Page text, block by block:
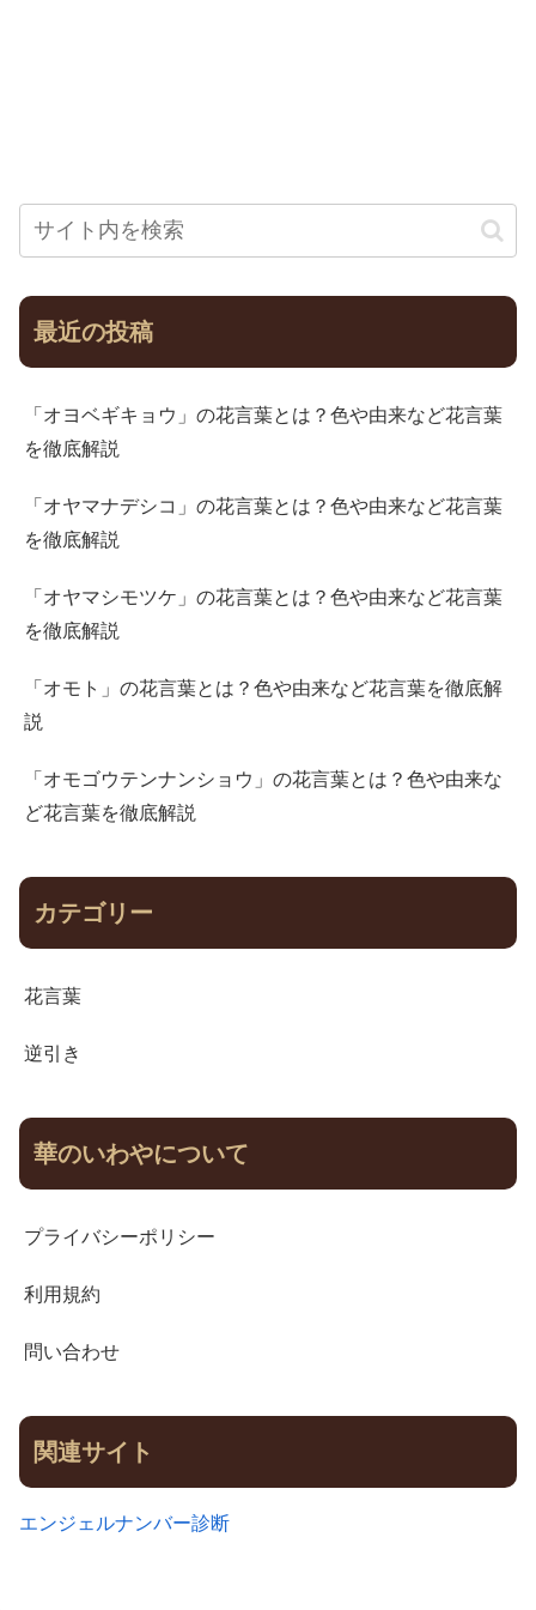
最近の投稿
「オヨベギキョウ」の花言葉とは？色や由来など花言葉
を徹底解説
「オヤマナデシコ」の花言葉とは？色や由来など花言葉
を徹底解説
「オヤマシモツケ」の花言葉とは？色や由来など花言葉
を徹底解説
「オモト」の花言葉とは？色や由来など花言葉を徹底解
説
「オモゴウテンナンショウ」の花言葉とは？色や由来な
ど花言葉を徹底解説
カテゴリー
花言葉
逆引き
華のいわやについて
プライバシーポリシー
利用規約
問い合わせ
関連サイト
エンジェルナンバー診断